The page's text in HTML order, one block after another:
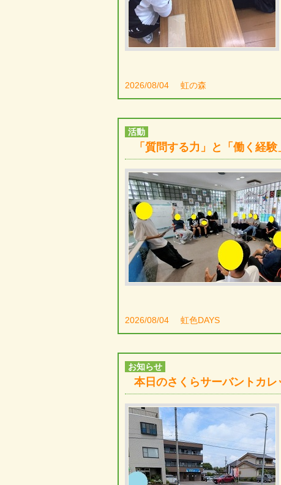
2026/08/04 虹の森
活動
「質問する力」と「働く経
2026/08/04 虹色DAYS
お知らせ
本日のさくらサーバントカレ